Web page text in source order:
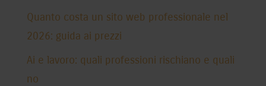
Quanto costa un sito web professionale nel
2026: guida ai prezzi
Ai e lavoro: quali professioni rischiano e quali
no